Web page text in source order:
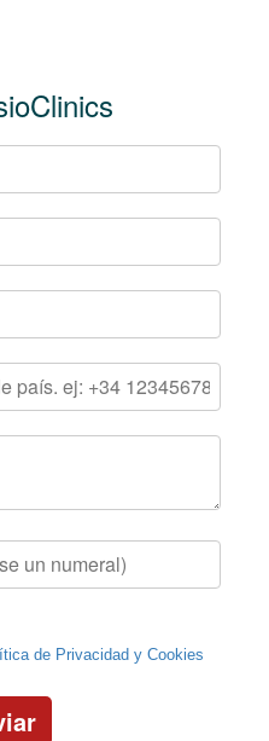
de Privacidad y Cookies